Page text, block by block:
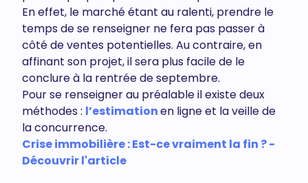
En effet, le marché étant au ralenti, prendre le
temps de se renseigner ne fera pas passer à
côté de ventes potentielles. Au contraire, en
affinant son projet, il sera plus facile de le
conclure à la rentrée de septembre.
Pour se renseigner au préalable il existe deux
méthodes : l’estimationen ligne et la veille de
la concurrence.
Crise immobilière : Est-ce vraiment la fin ? -
Découvrir l'article